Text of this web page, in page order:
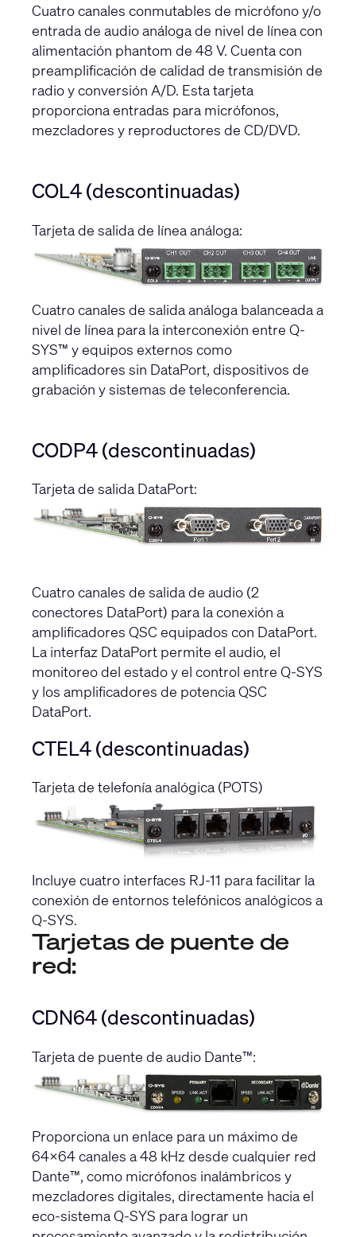
Cuatro canales conmutables de micrófono y/o
entrada de audio análoga de nivel de línea con
alimentación phantom de 48 V. Cuenta con
preamplificación de calidad de transmisión de
radio y conversión A/D. Esta tarjeta
proporciona entradas para micrófonos,
mezcladores y reproductores de CD/DVD.
COL4 (descontinuadas)
Tarjeta de salida de línea análoga:
Cuatro canales de salida análoga balanceada a
nivel de línea para la interconexión entre Q-
SYS™ y equipos externos como
amplificadores sin DataPort, dispositivos de
grabación y sistemas de teleconferencia.
CODP4 (descontinuadas)
Tarjeta de salida DataPort:
Cuatro canales de salida de audio (2
conectores DataPort) para la conexión a
amplificadores QSC equipados con DataPort.
La interfaz DataPort permite el audio, el
monitoreo del estado y el control entre Q-SYS
y los amplificadores de potencia QSC
DataPort.
CTEL4 (descontinuadas)
Tarjeta de telefonía analógica (POTS)
Incluye cuatro interfaces RJ-11 para facilitar la
conexión de entornos telefónicos analógicos a
Q-SYS.
Tarjetas de puente de
red:
CDN64 (descontinuadas)
Tarjeta de puente de audio Dante™:
Proporciona un enlace para un máximo de
64x64 canales a 48 kHz desde cualquier red
Dante™, como micrófonos inalámbricos y
mezcladores digitales, directamente hacia el
eco-sistema Q-SYS para lograr un